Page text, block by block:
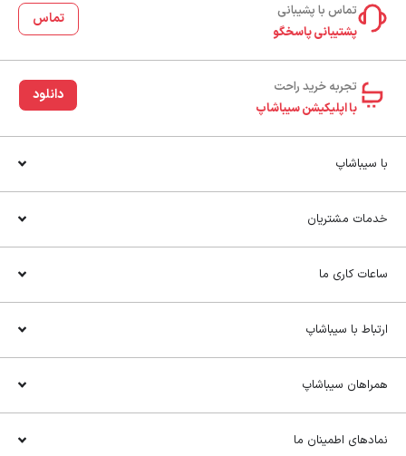
تماس با پشیبانی
پشتیبانی پاسخگو
تماس
تجربه خرید راحت‌
با اپلیکیشن سیباشاپ
دانلود
با سیباشاپ
خدمات مشتریان
ساعات کاری ما
ارتباط با سیباشاپ
همراهان سیباشاپ
نمادهای اطمینان ما